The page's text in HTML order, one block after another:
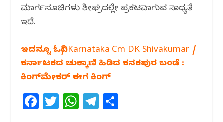
ಮಾರ್ಗಸೂಚಿಗಳು ಶೀಘ್ರದಲ್ಲೇ ಪ್ರಕಟವಾಗುವ ಸಾಧ್ಯತೆ
ಇದೆ.
ಇದನ್ನೂ ಓದಿ/ Karnataka Cm DK Shivakumar /
ಕರ್ನಾಟಕದ ಚುಕ್ಕಾಣಿ ಹಿಡಿದ ಕನಕಪುರ ಬಂಡೆ :
ಕಿಂಗ್‌ಮೇಕರ್ ಈಗ ಕಿಂಗ್
F T W T